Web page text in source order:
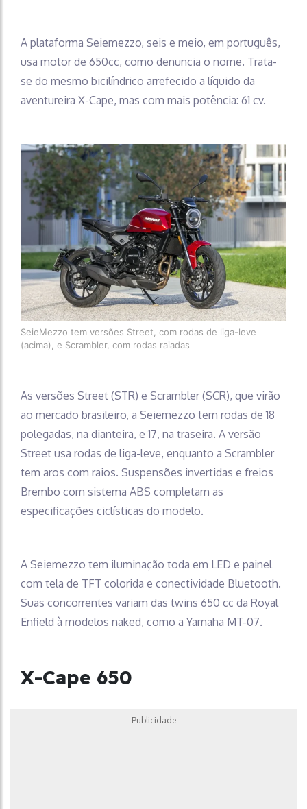
A plataforma Seiemezzo, seis e meio, em português,
usa motor de 650cc, como denuncia o nome. Trata-
se do mesmo bicilíndrico arrefecido a líquido da
aventureira X-Cape, mas com mais potência: 61 cv.
SeieMezzo tem versões Street, com rodas de liga-leve
(acima), e Scrambler, com rodas raiadas
As versões Street (STR) e Scrambler (SCR), que virão
ao mercado brasileiro, a Seiemezzo tem rodas de 18
polegadas, na dianteira, e 17, na traseira. A versão
Street usa rodas de liga-leve, enquanto a Scrambler
tem aros com raios. Suspensões invertidas e freios
Brembo com sistema ABS completam as
especificações ciclísticas do modelo.
A Seiemezzo tem iluminação toda em LED e painel
com tela de TFT colorida e conectividade Bluetooth.
Suas concorrentes variam das twins 650 cc da Royal
Enfield à modelos naked, como a Yamaha MT-07.
X-Cape 650
Publicidade